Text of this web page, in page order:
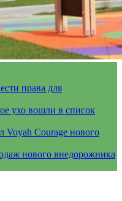
права для
ухо вошли в список
Courage нового
нового внедорожника